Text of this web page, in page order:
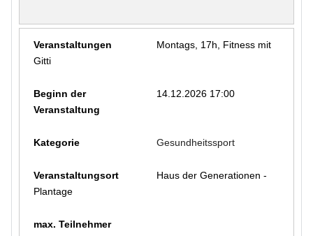
Montags, 17h, Fitness mit
Gitti
14.12.2026 17:00
Gesundheitssport
Haus der Generationen -
Plantage